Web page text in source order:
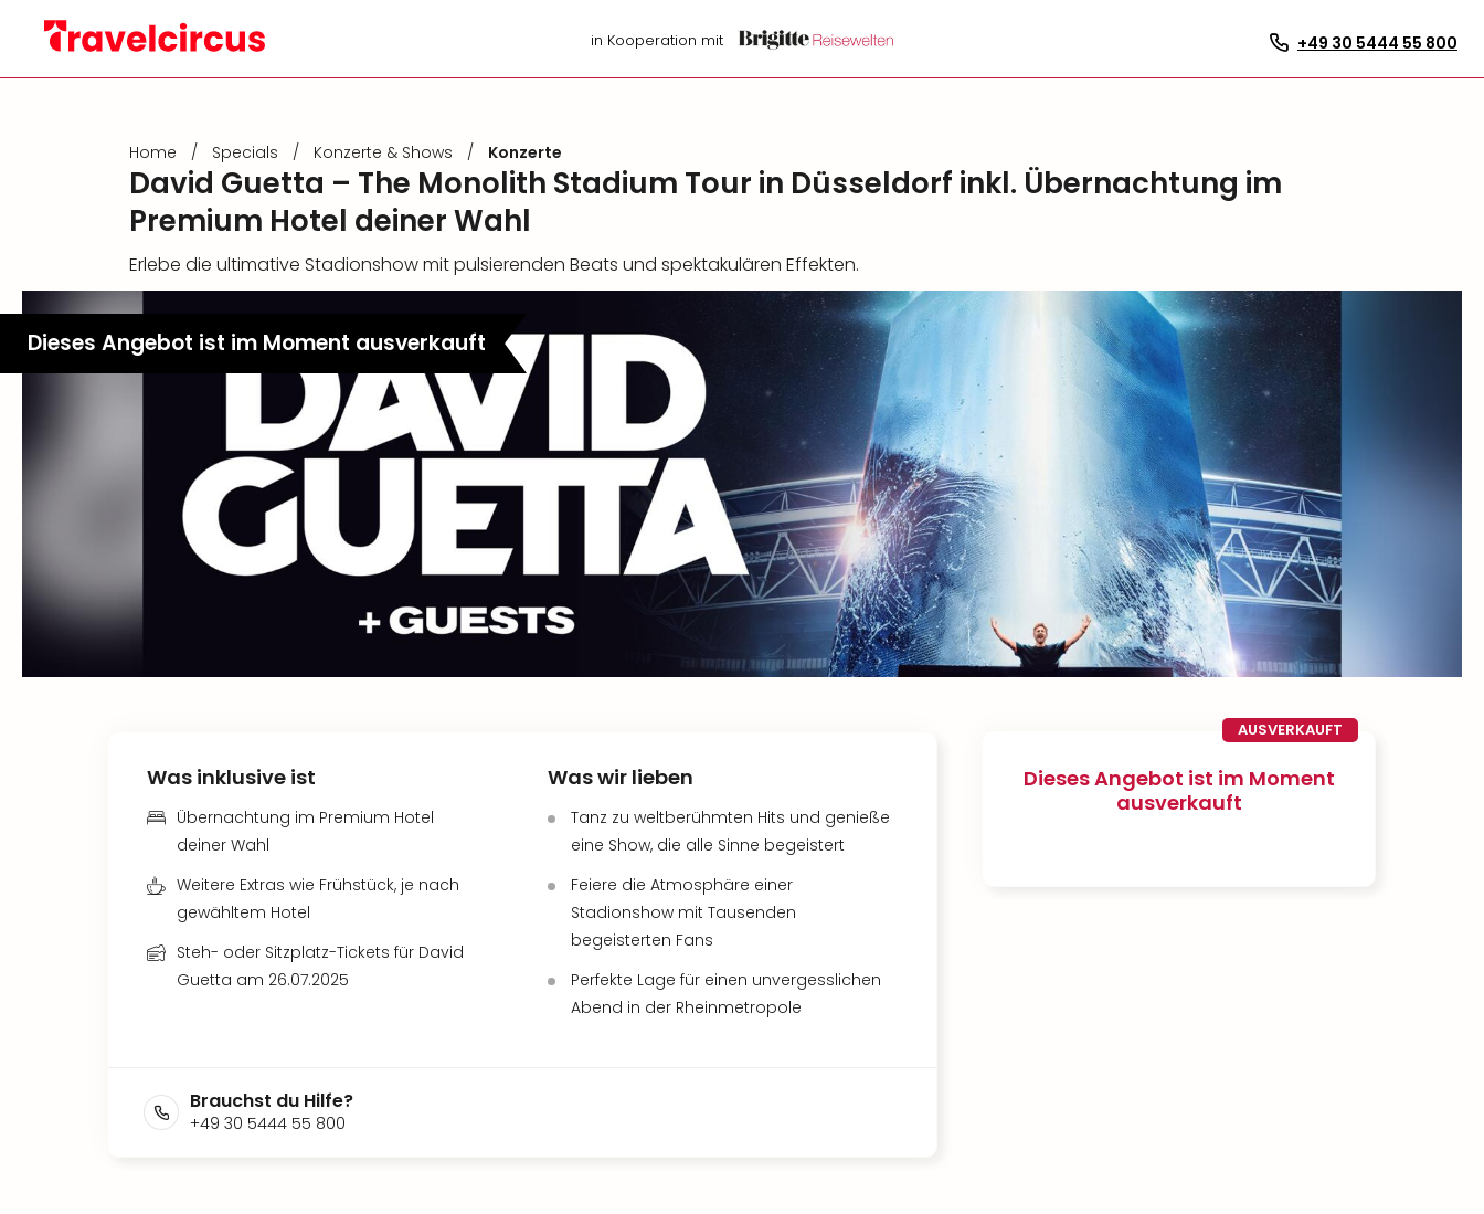
in Kooperation mit +49 30 5444 55 800
Home / Specials / Konzerte & Shows / Konzerte
David Guetta – The Monolith Stadium Tour in Düsseldorf inkl. Übernachtung im
Premium Hotel deiner Wahl
Erlebe die ultimative Stadionshow mit pulsierenden Beats und spektakulären Effekten.
Dieses Angebot ist im Moment ausverkauft
AUSVERKAUFT
Dieses Angebot ist im Moment
ausverkauft
Was inklusive ist
Übernachtung im Premium Hotel
deiner Wahl
Weitere Extras wie Frühstück, je nach
gewähltem Hotel
Steh- oder Sitzplatz-Tickets für David
Guetta am 26.07.2025
Was wir lieben
Tanz zu weltberühmten Hits und genieße
eine Show, die alle Sinne begeistert
Feiere die Atmosphäre einer
Stadionshow mit Tausenden
begeisterten Fans
Perfekte Lage für einen unvergesslichen
Abend in der Rheinmetropole
Brauchst du Hilfe?
+49 30 5444 55 800